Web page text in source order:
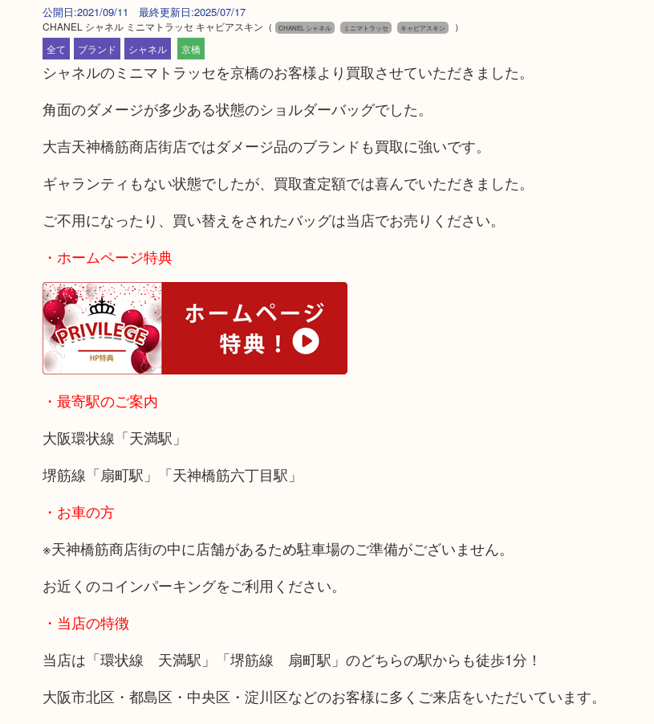
公開日:2021/09/11 最終更新日:2025/07/17
CHANEL シャネル ミニマトラッセ キャビアスキン （ CHANEL シャネル ミニマトラッセ キャビアスキン
）
全て
ブランド シャネル 京橋
シャネルのミニマトラッセを京橋のお客様より買取させていただきました。
角面のダメージが多少ある状態のショルダーバッグでした。
大吉天神橋筋商店街店ではダメージ品のブランドも買取に強いです。
ギャランティもない状態でしたが、買取査定額では喜んでいただきました。
ご不用になったり、買い替えをされたバッグは当店でお売りください。
・ホームページ特典
・最寄駅のご案内
大阪環状線「天満駅」
堺筋線「扇町駅」「天神橋筋六丁目駅」
・お車の方
※天神橋筋商店街の中に店舗があるため駐車場のご準備がございません。
お近くのコインパーキングをご利用ください。
・当店の特徴
当店は「環状線 天満駅」「堺筋線 扇町駅」のどちらの駅からも徒歩1分！
大阪市北区・都島区・中央区・淀川区などのお客様に多くご来店をいただいています。